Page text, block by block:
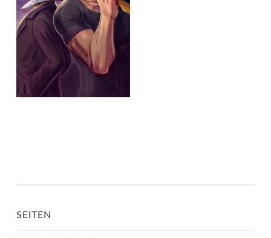
SEITEN